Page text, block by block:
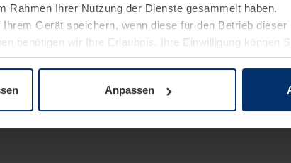
Rahmen Ihrer Nutzung der Dienste gesammelt haben.
Gerät speichern, wenn diese für den Betrieb dieser
benötigen wir Ihre Erlaubnis. Ihre Einwilligung können
unserer Website ändern oder widerrufen.
Anpassen